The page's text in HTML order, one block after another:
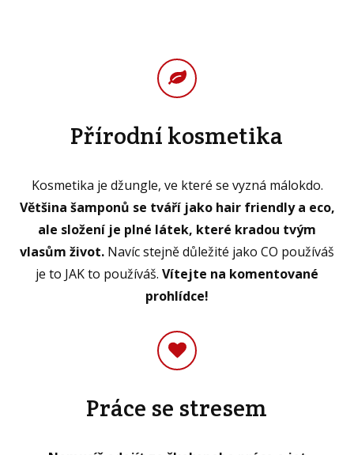
Přírodní kosmetika
Kosmetika je džungle, ve které se vyzná málokdo.
Většina šamponů se tváří jako hair friendly a eco,
ale složení je plné látek, které kradou tvým
vlasům život. Navíc stejně důležité jako CO používáš
je to JAK to používáš. Vítejte na komentované
prohlídce!
Práce se stresem